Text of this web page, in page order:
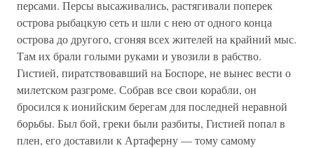
персами. Персы высаживались, растягивали поперек
острова рыбацкую сеть и шли с нею от одного конца
острова до другого, сгоняя всех жителей на крайний мыс.
Там их брали голыми руками и увозили в рабство.
Гистией, пиратствовавший на Боспоре, не вынес вести о
милетском разгроме. Собрав все свои корабли, он
бросился к ионийским берегам для последней неравной
борьбы. Был бой, греки были разбиты, Гистией попал в
плен, его доставили к Артаферну — тому самому